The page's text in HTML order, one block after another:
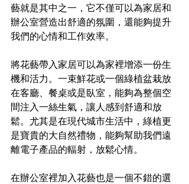
藝就是其中之一，它不僅可以為家居和
辦公室營造出舒適的氛圍，還能夠提升
我們的心情和工作效率。
將花藝帶入家居可以為家裡增添一份生
機和活力。一束鮮花或一個綠植盆栽放
在客廳、餐桌或是臥室，能夠為整個空
間注入一絲生氣，讓人感到舒適和放
鬆。尤其是在現代城市生活中，綠植更
是寶貴的大自然禮物，能夠幫助我們遠
離電子產品的輻射，放鬆心情。
在辦公室裡加入花藝也是一個不錯的選